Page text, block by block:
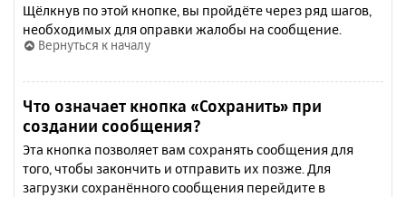
Щёлкнув по этой кнопке, вы пройдёте через ряд шагов,
необходимых для оправки жалобы на сообщение.
Вернуться к началу
Что означает кнопка «Сохранить» при
создании сообщения?
Эта кнопка позволяет вам сохранять сообщения для
того, чтобы закончить и отправить их позже. Для
загрузки сохранённого сообщения перейдите в